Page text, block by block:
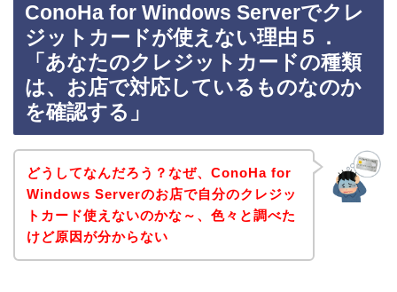
ConoHa for Windows Serverでクレ
ジットカードが使えない理由５．
「あなたのクレジットカードの種類
は、お店で対応しているものなのか
を確認する」
どうしてなんだろう？なぜ、ConoHa for
Windows Serverのお店で自分のクレジッ
トカード使えないのかな～、色々と調べた
けど原因が分からない